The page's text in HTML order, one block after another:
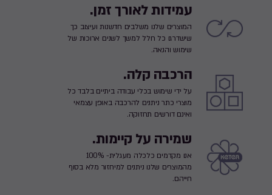
עמידות לאורך זמן.
המוצרים שלנו משלבים חדשנות ועיצוב כך
שישדרגו כל חלל למשך לשנים ארוכות של
שימוש והנאה.
הרכבה קלה.
על ידי שימוש בכלי עבודה ביתיים בלבד כל
מוצרי כתר ניתנים להרכבה באופן עצמאי
ואינם דורשים תחזוקה.
שמירה על קיימות.
אנו מקדמים כלכלה מעגלית- 100%
מהמוצרים שלנו ניתנים למיחזור מלא בסוף
חייהם.